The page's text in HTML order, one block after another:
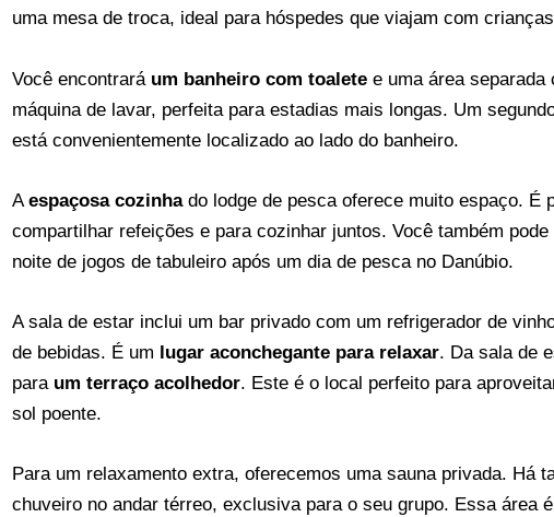
uma mesa de troca, ideal para hóspedes que viajam com
Você encontrará um banheiro com toalete e uma área separada
máquina de lavar, perfeita para estadias mais longas. Um
está convenientemente localizado ao lado do banheiro.
Aespaçosa cozinhado lodge de pesca oferece muito espaço. É
compartilhar refeições e para cozinhar juntos. Você também
noite de jogos de tabuleiro após um dia de pesca no Danúbio.
A sala de estar inclui um bar privado com um refrigerador de
de bebidas. É um lugar aconchegante para relaxar. Da sala de
para um terraço acolhedor. Este é o local perfeito para
sol poente.
Para um relaxamento extra, oferecemos uma sauna privada. Há
chuveiro no andar térreo, exclusiva para o seu grupo. Essa área